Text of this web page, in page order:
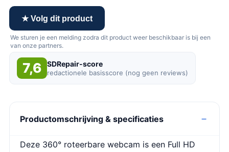
★ Volg dit product
We sturen je een melding zodra dit product weer beschikbaar is bij een
van onze partners.
7,6 SDRepair-score
redactionele basisscore (nog geen reviews)
Productomschrijving & specificaties
Deze 360° roteerbare webcam is een Full HD